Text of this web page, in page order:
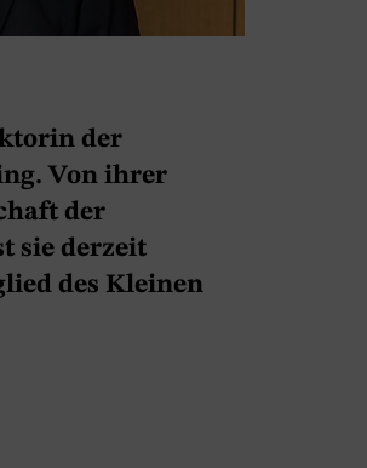
der
Von ihrer
der
sie derzeit
des Kleinen